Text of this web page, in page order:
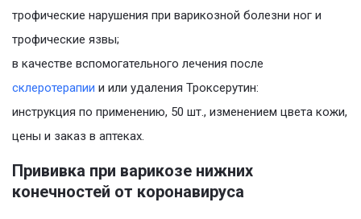
трофические нарушения при варикозной болезни ног и
трофические язвы;
в качестве вспомогательного лечения после
склеротерапии и или удаления Троксерутин:
инструкция по применению, 50 шт., изменением цвета кожи,
цены и заказ в аптеках.
Прививка при варикозе нижних
конечностей от коронавируса